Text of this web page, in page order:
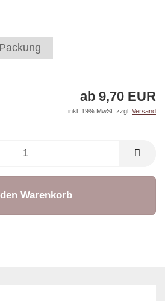
ab 9,70 EUR
inkl. 19% MwSt. zzgl. Versand
Warenkorb